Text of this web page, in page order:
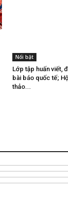
Nổi bật
Lớp tập huấn viết,
bài báo quốc tế;
thảo...